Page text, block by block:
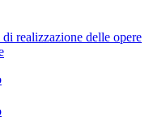
realizzazione delle opere